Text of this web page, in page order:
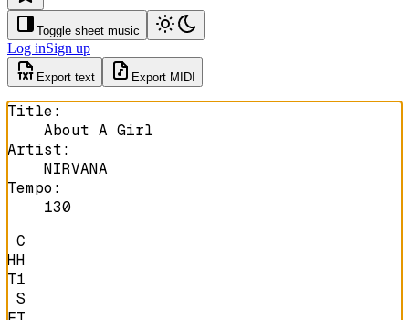
Toggle sheet music
Log inSign up
Export text Export MIDI
Title:
About A Girl
Artist:
NIRVANA
Tempo :
130
C
HH
T1
S